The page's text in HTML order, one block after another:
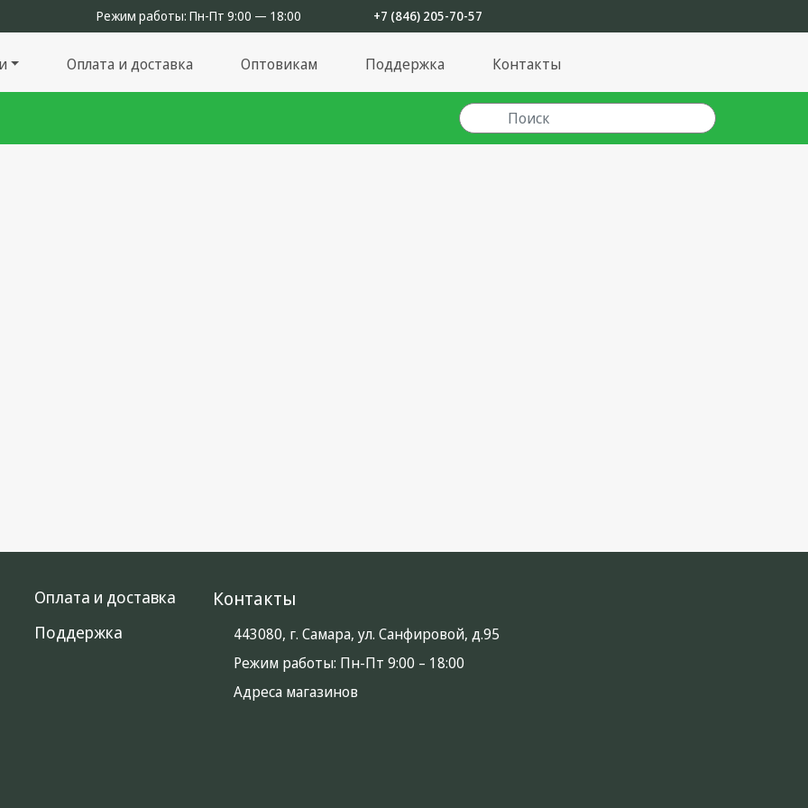
Режим работы: Пн-Пт 9:00 — 18:00 +7 (846) 205-70-57
Оплата и доставка Оптовикам Поддержка Контакты
Оплата и доставка
Поддержка
Контакты
443080, г. Самара, ул. Санфировой, д.95
Режим работы: Пн-Пт 9:00 – 18:00
Адреса магазинов